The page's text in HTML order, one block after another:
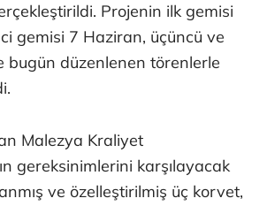
Projenin ilk gemisi
gemisi 7 Haziran, üçüncü ve
bugün düzenlenen törenlerle
Malezya Kraliyet
gereksinimlerini karşılayacak
ve özelleştirilmiş üç korvet,